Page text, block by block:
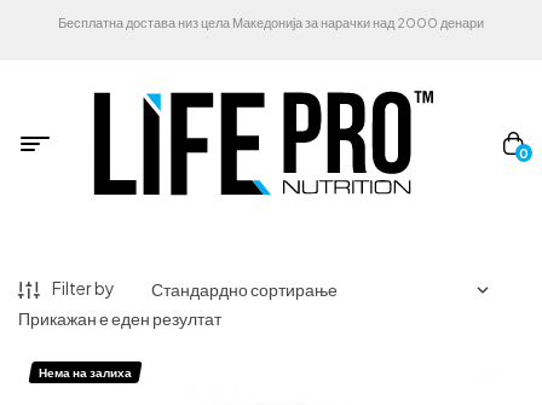
Бесплатна достава низ цела Македонија за нарачки над 2000 денари
0
Filter by
Прикажан е еден резултат
Нема на залиха